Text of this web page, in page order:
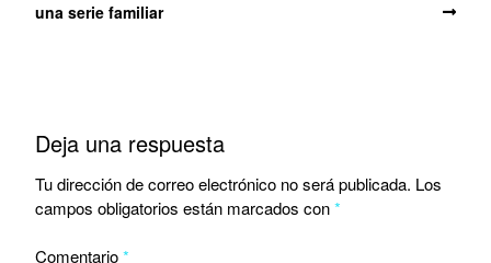
una serie familiar
Deja una respuesta
Tu dirección de correo electrónico no será publicada. Los
campos obligatorios están marcados con*
Comentario*